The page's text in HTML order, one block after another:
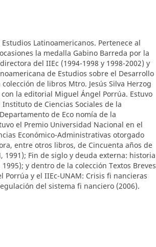
Latinoamericanos. Pertenece al
la medalla Gabino Barreda por la
del IIEc (1994-1998 y 1998-2002) y
de Estudios sobre el Desarrollo
de libros Mtro. Jesús Silva Herzog
con la editorial Miguel Ángel Porrúa. Estuvo
de Ciencias Sociales de la
de Eco nomía de la
el Premio Universidad Nacional en el
Económico-Administrativas otorgado
entre otros libros, de Cincuenta años de
1991); Fin de siglo y deuda externa: historia
y dentro de la colección Textos Breves
Porrúa y el IIEc-UNAM: Crisis fi nancieras
del sistema fi nanciero (2006).